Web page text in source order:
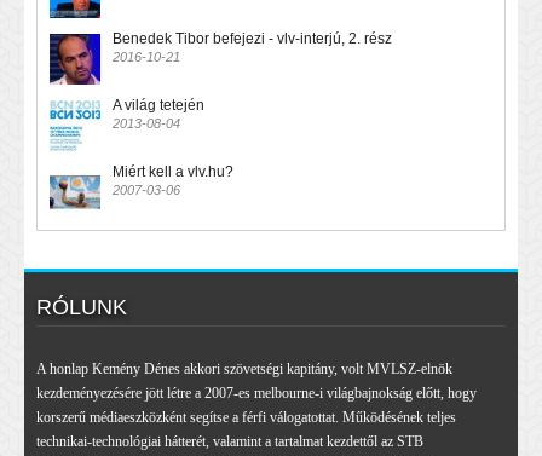
Benedek Tibor befejezi - vlv-interjú, 2. rész
2016-10-21
A világ tetején
2013-08-04
Miért kell a vlv.hu?
2007-03-06
RÓLUNK
A honlap Kemény Dénes akkori szövetségi kapitány, volt MVLSZ-elnök
kezdeményezésére jött létre a 2007-es melbourne-i világbajnokság előtt, hogy
korszerű médiaeszközként segítse a férfi válogatottat. Működésének teljes
technikai-technológiai hátterét, valamint a tartalmat kezdettől az STB